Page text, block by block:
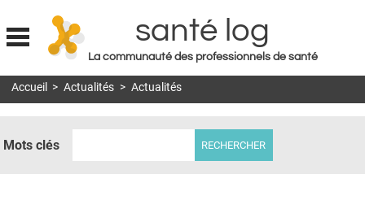
Jump to navigation
santé log
La communauté des professionnels de santé
MON COMPTE
Accueil > Actualités > Actualités
Mots clés